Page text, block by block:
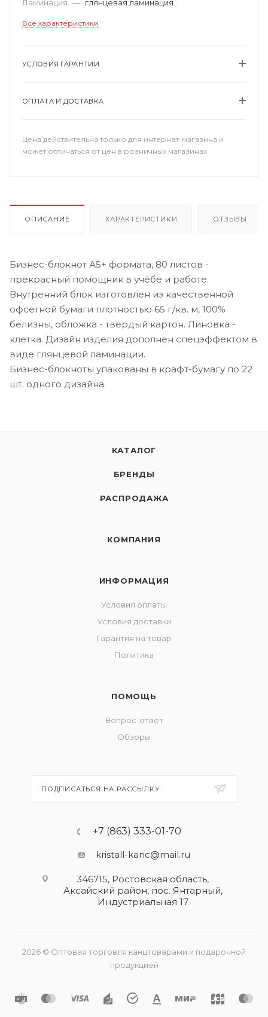
Ламинация — глянцевая ламинация
Все характеристики
УСЛОВИЯ ГАРАНТИИ
ОПЛАТА И ДОСТАВКА
Цена действительна только для интернет-магазина и
может отличаться от цен в розничных магазинах
ОПИСАНИЕ ХАРАКТЕРИСТИКИ ОТЗЫВЫ
Бизнес-блокнот А5+ формата, 80 листов -
прекрасный помощник в учёбе и работе.
Внутренний блок изготовлен из качественной
офсетной бумаги плотностью 65 г/кв. м, 100%
белизны, обложка - твердый картон. Линовка -
клетка. Дизайн изделия дополнен спецэффектом в
виде глянцевой ламинации.
Бизнес-блокноты упакованы в крафт-бумагу по 22
шт. одного дизайна.
КАТАЛОГ
БРЕНДЫ
РАСПРОДАЖА
КОМПАНИЯ
ИНФОРМАЦИЯ
Условия оплаты
Условия доставки
Гарантия на товар
Политика
ПОМОЩЬ
Вопрос-ответ
Обзоры
ПОДПИСАТЬСЯ НА РАССЫЛКУ
+7 (863) 333-01-70
kristall-kanc@mail.ru
346715, Ростовская область​,
Аксайский район, пос. Янтарный,
Индустриальная 17
2026 © Оптовая торговля канцтоварами и подарочной
продукцией